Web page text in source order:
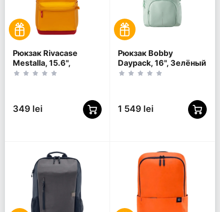
Рюкзак Rivacase
Mestalla, 15.6",
Золотой
349 lei
Рюкзак Bobby
Daypack, 16", Зелёный
1 549 lei